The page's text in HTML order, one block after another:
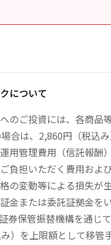
について
のご投資には、各商品
合は、2,860円（税込
用管理費用（信託報酬
負担いただく費用およ
の変動等による損失が
金または委託証拠金を
券保管振替機構を通じ
）を上限額として移